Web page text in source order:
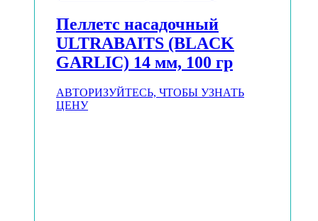
Пеллетс насадочный
ULTRABAITS (BLACK
GARLIC) 14 мм, 100 гр
АВТОРИЗУЙТЕСЬ, ЧТОБЫ УЗНАТЬ
ЦЕНУ